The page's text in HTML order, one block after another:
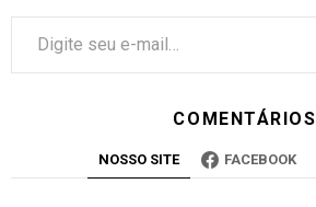
COMENTÁRIOS
NOSSO SITE FACEBOOK